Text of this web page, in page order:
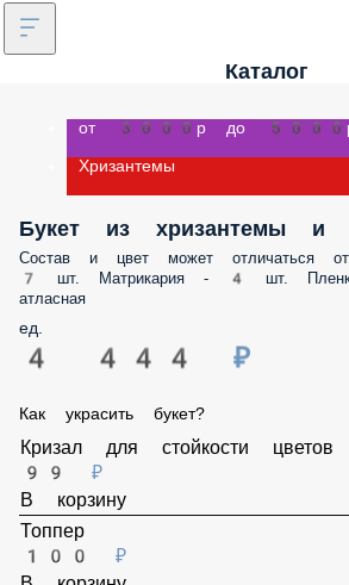
Каталог
от 3000р до 5000р
Хризантемы
Букет из хризантемы и
Состав и цвет может отличаться от фото:
Матрикария - 4 шт. Пленка матовая Лента
ед.
4 444 ₽
Кризал для стойкости цветов 3шт.
99 ₽
Топпер